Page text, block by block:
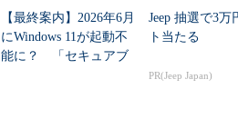
【最終案内】2026年6月
にWindows 11が起動不
能に？ 「セキュアブ
Jeep 抽選で3万
ト当たる
PR(Jeep Japan)